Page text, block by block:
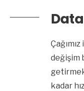
değişim
kadar